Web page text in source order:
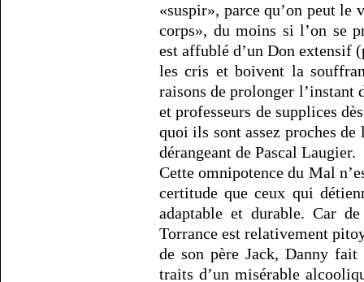
«suspir», parce qu’on peut
corps», du moins si l’on se
est affublé d’un Don extensif
les cris et boivent la
raisons de prolonger l’instant
et professeurs de supplices
quoi ils sont assez proches
dérangeant de Pascal Laugier.
Cette omnipotence du Mal
certitude que ceux qui
adaptable et durable. Car
Torrance est relativement
de son père Jack, Danny fait
traits d’un misérable